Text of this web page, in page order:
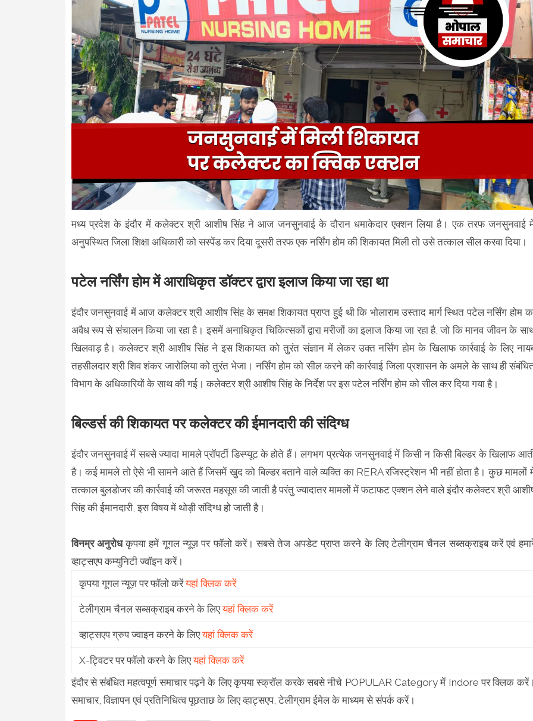
मध्य प्रदेश के इंदौर में कलेक्टर श्री आशीष सिंह ने आज जनसुनवाई के दौरान धमाकेदार एक्शन लिया है। एक तरफ जनसुनवाई
अनुपस्थित जिला शिक्षा अधिकारी को सस्पेंड कर दिया दूसरी तरफ एक नर्सिंग होम की शिकायत मिली तो उसे तत्काल सील करवा दिया।
पटेल नर्सिंग होम में आराधिकृत डॉक्टर द्वारा इलाज किया जा रहा था
इंदौर जनसुनवाई में आज कलेक्टर श्री आशीष सिंह के समक्ष शिकायत प्राप्त हुई थी कि भोलाराम उस्ताद मार्ग स्थित पटेल नर्सिंग होम
अवैध रूप से संचालन किया जा रहा है। इसमें अनाधिकृत चिकित्सकों द्वारा मरीजों का इलाज किया जा रहा है, जो कि मानव जीवन के
खिलवाड़ है। कलेक्टर श्री आशीष सिंह ने इस शिकायत को तुरंत संज्ञान में लेकर उक्त नर्सिंग होम के खिलाफ कार्रवाई के लिए
तहसीलदार श्री शिव शंकर जारोलिया को तुरंत भेजा। नर्सिंग होम को सील करने की कार्रवाई जिला प्रशासन के अमले के साथ ही
विभाग के अधिकारियों के साथ की गई। कलेक्टर श्री आशीष सिंह के निर्देश पर इस पटेल नर्सिंग होम को सील कर दिया गया है।
बिल्डर्स की शिकायत पर कलेक्टर की ईमानदारी की संदिग्ध
इंदौर जनसुनवाई में सबसे ज्यादा मामले प्रॉपर्टी डिस्प्यूट के होते हैं। लगभग प्रत्येक जनसुनवाई में किसी न किसी बिल्डर के खिलाफ
है। कई मामले तो ऐसे भी सामने आते हैं जिसमें खुद को बिल्डर बताने वाले व्यक्ति का RERA रजिस्ट्रेशन भी नहीं होता है। कुछ मामलों
तत्काल बुलडोजर की कार्रवाई की जरूरत महसूस की जाती है परंतु ज्यादातर मामलों में फटाफट एक्शन लेने वाले इंदौर कलेक्टर श्री
सिंह की ईमानदारी, इस विषय में थोड़ी संदिग्ध हो जाती है।
विनम्र अनुरोधकृपया हमें गूगल न्यूज़ पर फॉलो करें। सबसे तेज अपडेट प्राप्त करने के लिए टेलीग्राम चैनल सब्सक्राइब करें एवं
व्हाट्सएप कम्युनिटी ज्वॉइन करें।
कृपया गूगल न्यूज़ पर फॉलो करेंयहां क्लिक करें
टेलीग्राम चैनल सब्सक्राइब करने के लिएयहां क्लिक करें
व्हाट्सएप ग्रुप ज्वाइन करने के लिएयहां क्लिक करें
X-ट्विटर पर फॉलो करने के लिएयहां क्लिक करें
इंदौर से संबंधित महत्वपूर्ण समाचार पढ़ने के लिए कृपया स्क्रॉल करके सबसे नीचे POPULAR Category में Indore पर क्लिक
समाचार, विज्ञापन एवं प्रतिनिधित्व पूछताछ के लिए व्हाट्सएप, टेलीग्राम ईमेल के माध्यम से संपर्क करें।